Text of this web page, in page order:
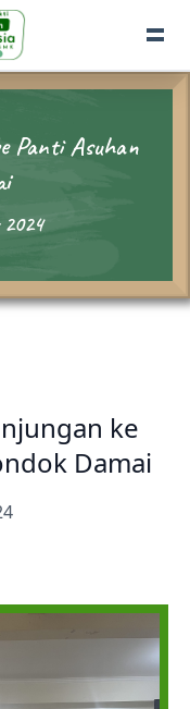
Panti Asuhan
2024
ke
Damai